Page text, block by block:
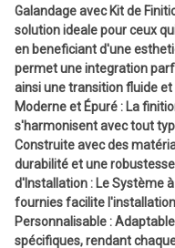
Galandage avec Kit de
solution ideale pour ceux
en beneficiant d'une
permet une integration
ainsi une transition fluide
Moderne et Épuré : La
s'harmonisent avec tout
Construite avec des
durabilité et une
d'Installation : Le Système
fournies facilite
Personnalisable :
spécifiques, rendant